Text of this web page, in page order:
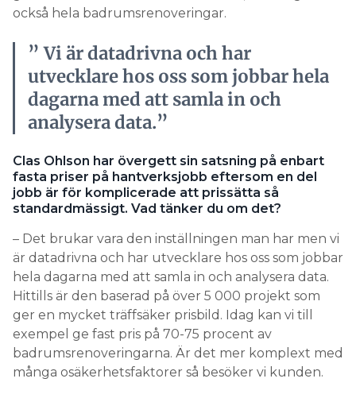
också hela badrumsrenoveringar.
” Vi är datadrivna och har
utvecklare hos oss som jobbar hela
dagarna med att samla in och
analysera data.”
Clas Ohlson har övergett sin satsning på enbart
fasta priser på hantverksjobb eftersom en del
jobb är för komplicerade att prissätta så
standardmässigt. Vad tänker du om det?
– Det brukar vara den inställningen man har men vi
är datadrivna och har utvecklare hos oss som jobbar
hela dagarna med att samla in och analysera data.
Hittills är den baserad på över 5 000 projekt som
ger en mycket träffsäker prisbild. Idag kan vi till
exempel ge fast pris på 70-75 procent av
badrumsrenoveringarna. Är det mer komplext med
många osäkerhetsfaktorer så besöker vi kunden.